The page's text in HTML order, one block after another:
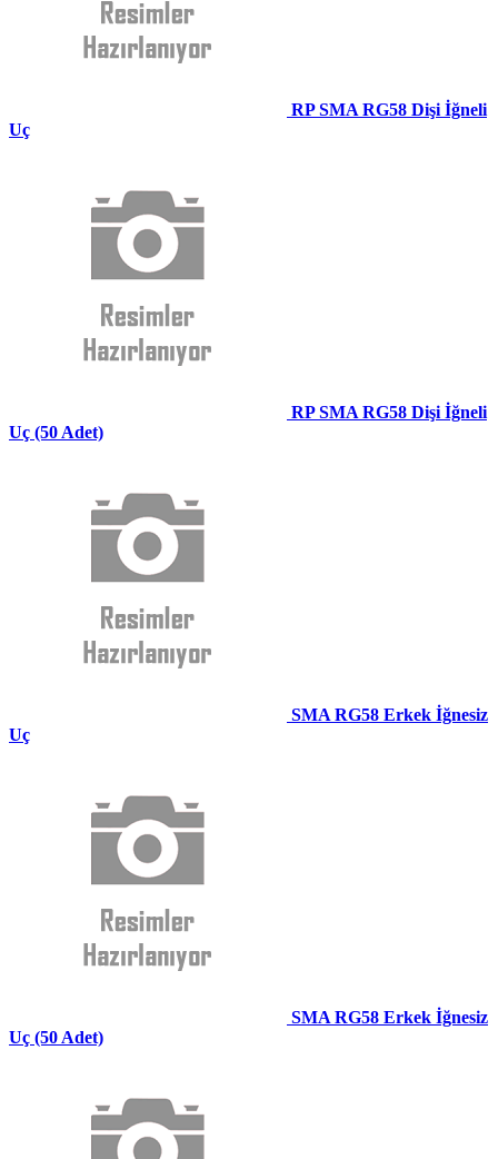
RP SMA RG58 Dişi İğneli
Uç
RP SMA RG58 Dişi İğneli
Uç (50 Adet)
SMA RG58 Erkek İğnesiz
Uç
SMA RG58 Erkek İğnesiz
Uç (50 Adet)